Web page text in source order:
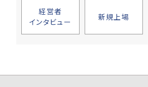
経営者
インタビュー
新規上場